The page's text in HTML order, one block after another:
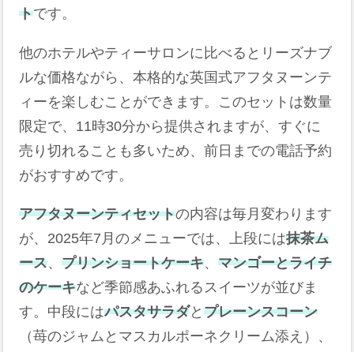
トです。
他のホテルやティーサロンに比べるとリーズナブ
ルな価格ながら、本格的な英国式アフタヌーンテ
ィーを楽しむことができます。このセットは数量
限定で、11時30分から提供されますが、すぐに
売り切れることも多いため、前日までの電話予約
がおすすめです。
アフタヌーンティセットの内容は毎月変わります
が、2025年7月のメニューでは、上段には抹茶ム
ース、プリンショートケーキ、マンゴーとライチ
のケーキなど季節感あふれるスイーツが並びま
す。中段にはパスタサラダとプレーンスコーン
（苺のジャムとマスカルポーネクリーム添え）、